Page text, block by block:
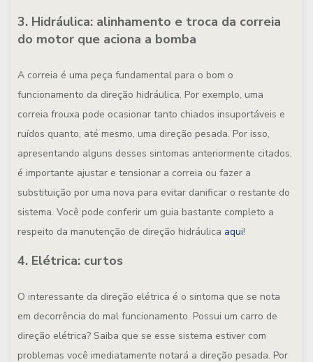
3. Hidráulica: alinhamento e troca da correia
do motor que aciona a bomba
A correia é uma peça fundamental para o bom o
funcionamento da direção hidráulica. Por exemplo, uma
correia frouxa pode ocasionar tanto chiados insuportáveis e
ruídos quanto, até mesmo, uma direção pesada. Por isso,
apresentando alguns desses sintomas anteriormente citados,
é importante ajustar e tensionar a correia ou fazer a
substituição por uma nova para evitar danificar o restante do
sistema. Você pode conferir um guia bastante completo a
respeito da manutenção de direção hidráulica aqui!
4. Elétrica: curtos
O interessante da direção elétrica é o sintoma que se nota
em decorrência do mal funcionamento. Possui um carro de
direção elétrica? Saiba que se esse sistema estiver com
problemas você imediatamente notará a direção pesada. Por